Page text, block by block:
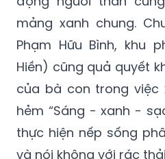
mảng xanh chung.
Phạm Hữu Bình, khu
Hiền) cũng quả quyết
của bà con trong việc
hẻm “Sáng - xanh -
thực hiện nếp sống
và nói không với rác